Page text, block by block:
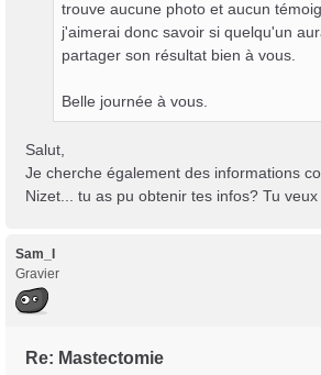
trouve aucune photo et aucun
j'aimerai donc savoir si quelqu'un
partager son résultat bien à vous.
Belle journée à vous.
Salut,
Je cherche également des informations
Nizet... tu as pu obtenir tes infos? Tu
Sam_I
Gravier
Re: Mastectomie